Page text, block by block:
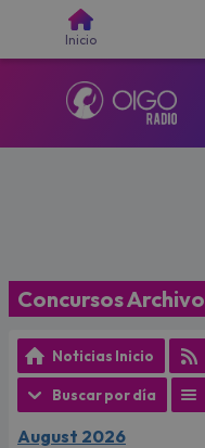
Inicio
Concursos Archivo
Noticias Inicio
Buscar por día
August 2026